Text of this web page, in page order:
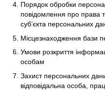
Порядок обробки
повідомлення про права
суб’єкта персональних
Місцезнаходження бази
Умови розкриття
особам
Захист персональних
відповідальна особа,